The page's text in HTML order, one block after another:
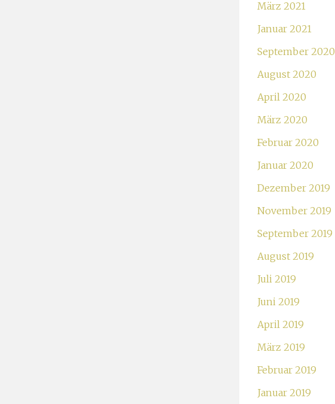
März 2021
Januar 2021
September 2020
August 2020
April 2020
März 2020
Februar 2020
Januar 2020
Dezember 2019
November 2019
September 2019
August 2019
Juli 2019
Juni 2019
April 2019
März 2019
Februar 2019
Januar 2019